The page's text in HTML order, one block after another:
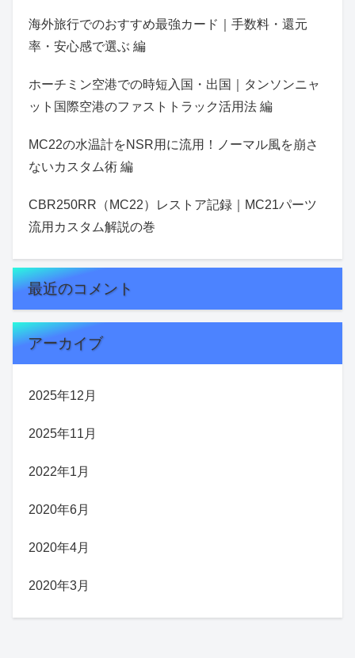
海外旅行でのおすすめ最強カード｜手数料・還元
率・安心感で選ぶ 編
ホーチミン空港での時短入国・出国｜タンソンニャ
ット国際空港のファストトラック活用法 編
MC22の水温計をNSR用に流用！ノーマル風を崩さ
ないカスタム術 編
CBR250RR（MC22）レストア記録｜MC21パーツ
流用カスタム解説の巻
最近のコメント
アーカイブ
2025年12月
2025年11月
2022年1月
2020年6月
2020年4月
2020年3月